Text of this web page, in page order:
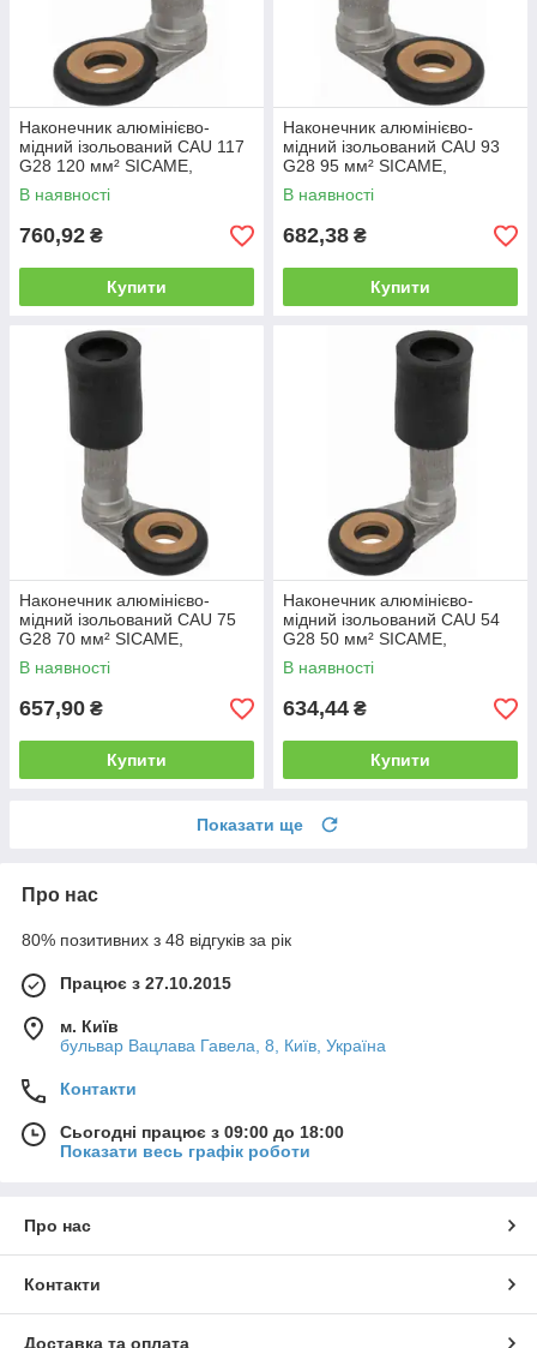
Наконечник алюмінієво-
мідний ізольований CAU 117
G28 120 мм² SICAME,
затискач з'єднувальний
пресувальний
В наявності
760,92 ₴
Купити
Наконечник алюмінієво-
мідний ізольований CAU 93
G28 95 мм² SICAME,
затискач з'єднувальний
пресувальний
В наявності
682,38 ₴
Купити
Наконечник алюмінієво-
мідний ізольований CAU 75
G28 70 мм² SICAME,
затискач з'єднувальний
пресувальний
В наявності
657,90 ₴
Купити
Наконечник алюмінієво-
мідний ізольований CAU 54
G28 50 мм² SICAME,
затискач з'єднувальний
пресувальний
В наявності
634,44 ₴
Купити
Показати ще
Про нас
80% позитивних з 48 відгуків за рік
Працює з 27.10.2015
м. Київ
бульвар Вацлава Гавела, 8, Київ, Україна
Контакти
Сьогодні працює з 09:00 до 18:00
Показати весь графік роботи
Про нас
Контакти
Доставка та оплата